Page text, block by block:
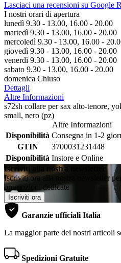
Lasciaci una recensioni su Google
I nostri orari di apertura
lunedì 9.30 - 13.00, 16.00 - 20.00
martedì 9.30 - 13.00, 16.00 - 20.00
mercoledì 9.30 - 13.00, 16.00 -
giovedì 9.30 - 13.00, 16.00 - 20.00
venerdì 9.30 - 13.00, 16.00 - 20.00
sabato 9.30 - 13.00, 16.00 - 20.00
domenica Chiuso
Dettagli
Altre Informazioni
s72sh collare per sax alto-tenore,
small, nero (pz)
Altre Informazioni
Disponibilità Consegna in 1-2
GTIN
3700031231448
Disponibilità Instore e Online
Iscriviti alla nostra newsletter
Iscriviti ora alla nostra newsletter
promozioni dedicate
Iscriviti ora
Garanzie ufficiali Italia
La maggior parte dei nostri articoli
Spedizioni Gratuite